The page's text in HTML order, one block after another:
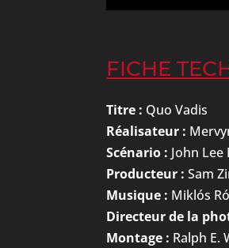
FICHE
Titre : Quo Vadis
Réalisateur :
Scénario : John
Producteur : Sam
Musique : Miklós
Directeur de la
Montage : Ralph E.